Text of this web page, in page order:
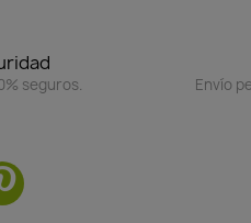
seguros. Envío